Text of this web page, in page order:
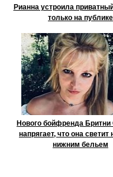
Рианна устроила
только на публике
Нового бойфренда Бритни
напрягает, что она светит
нижним бельем